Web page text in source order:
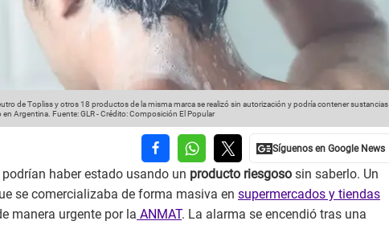
de Topliss y otros 18 productos de la misma marca se realizó sin autorización y podría contener sustancias
en Argentina. Fuente: GLR-Crédito: Composición El Popular
haber estado usando un producto riesgoso sin saberlo. Un
se comercializaba de forma masiva en supermercados y tiendas
manera urgente por la ANMAT. La alarma se encendió tras una